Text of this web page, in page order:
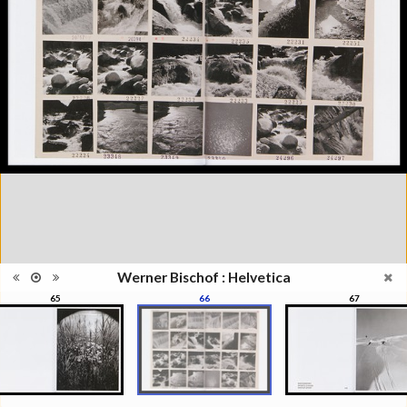
Werner Bischof : Helvetica
65 66 67
2016
Catégorie
Revues, Journaux
Type de
Relié
Information
Noir & Blanc
148 pages
28 x 22 cm
Langues
Anglais